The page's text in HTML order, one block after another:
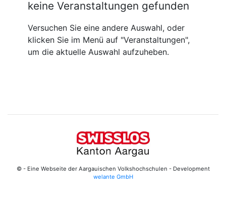
keine Veranstaltungen gefunden
Versuchen Sie eine andere Auswahl, oder
klicken Sie im Menü auf "Veranstaltungen",
um die aktuelle Auswahl aufzuheben.
© - Eine Webseite der Aargauischen Volkshochschulen - Development
welante GmbH